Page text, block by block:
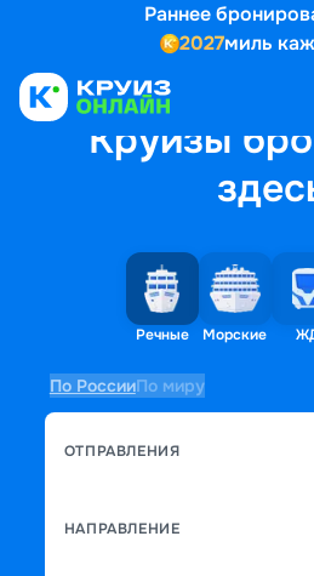
Раннее
2027миль
Круизы
Речные Морские
По РоссииПо миру
ОТПРАВЛЕНИЯ
НАПРАВЛЕНИЕ